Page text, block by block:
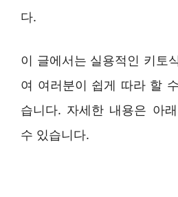
다.
이 글에서는 실용적인 키토
여 여러분이 쉽게 따라 할
습니다. 자세한 내용은 아
수 있습니다.